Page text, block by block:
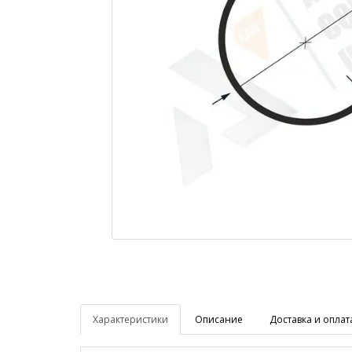
Характеристики
Описание Доставка и